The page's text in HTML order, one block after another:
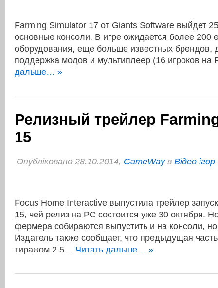
Farming Simulator 17 от Giants Software выйдет
основные консоли. В игре ожидается более 200
оборудования, еще больше известных брендов,
поддержка модов и мультиплеер (16 игроков
дальше… »
Релизный трейлер
15
Опубліковано 28.10.2014, GameWayв Відео ігор
Focus Home Interactive выпустила трейлер
15, чей релиз на PC состоится уже 30 октября.
фермера собираются выпустить и на консоли,
Издатель также сообщает, что предыдущая
тиражом 2.5… Читать дальше… »